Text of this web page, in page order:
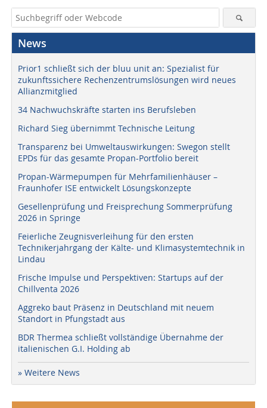
News
Prior1 schließt sich der bluu unit an: Spezialist für
zukunftssichere Rechenzentrumslösungen wird neues
Allianzmitglied
34 Nachwuchskräfte starten ins Berufsleben
Richard Sieg übernimmt Technische Leitung
Transparenz bei Umweltauswirkungen: Swegon stellt
EPDs für das gesamte Propan-Portfolio bereit
Propan-Wärmepumpen für Mehrfamilienhäuser –
Fraunhofer ISE entwickelt Lösungskonzepte
Gesellenprüfung und Freisprechung Sommerprüfung
2026 in Springe
Feierliche Zeugnisverleihung für den ersten
Technikerjahrgang der Kälte- und Klimasystemtechnik in
Lindau
Frische Impulse und Perspektiven: Startups auf der
Chillventa 2026
Aggreko baut Präsenz in Deutschland mit neuem
Standort in Pfungstadt aus
BDR Thermea schließt vollständige Übernahme der
italienischen G.I. Holding ab
» Weitere News